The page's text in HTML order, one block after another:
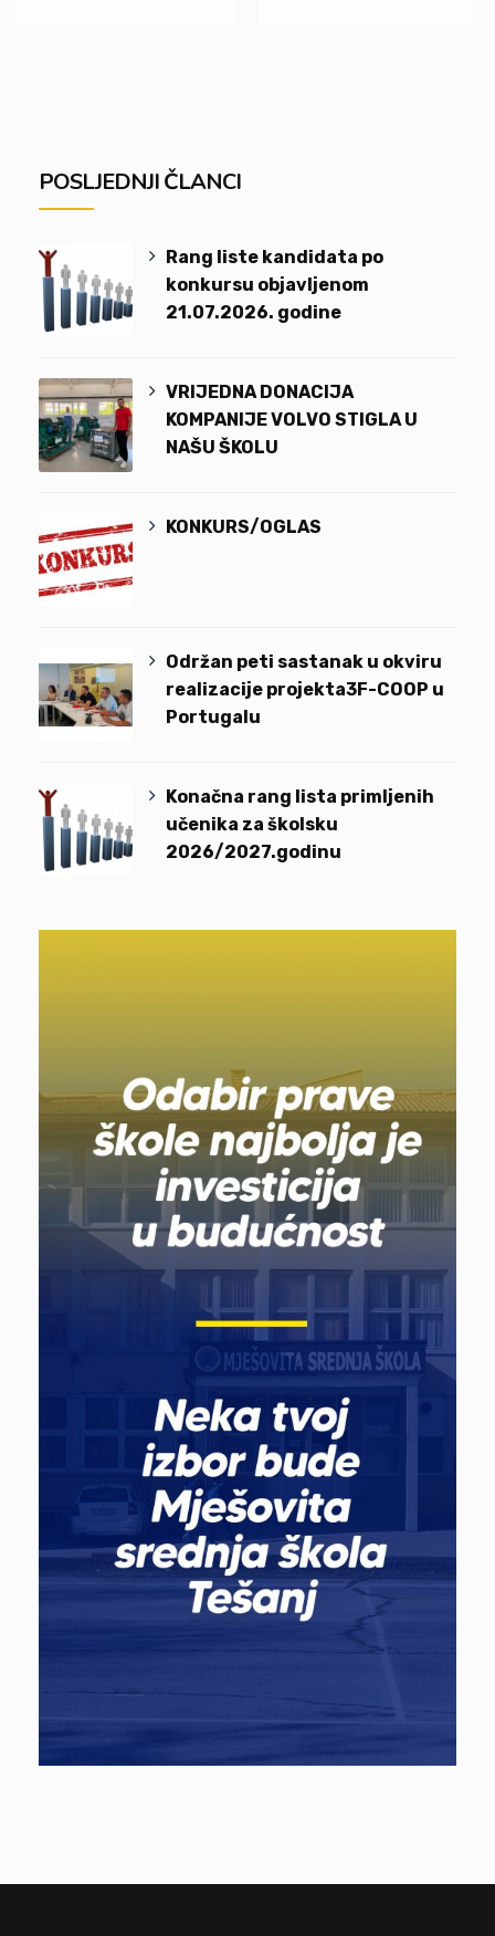
POSLJEDNJI ČLANCI
Rang liste kandidata po
konkursu objavljenom
21.07.2026. godine
VRIJEDNA DONACIJA
KOMPANIJE VOLVO STIGLA U
NAŠU ŠKOLU
KONKURS/OGLAS
Održan peti sastanak u okviru
realizacije projekta3F-COOP u
Portugalu
Konačna rang lista primljenih
učenika za školsku
2026/2027.godinu